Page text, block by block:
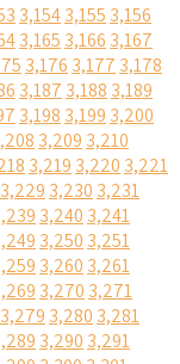
3,1543,155 3,156
3,165 3,166 3,167
3,176 3,177 3,178
3,187 3,188 3,189
3,198 3,199 3,200
3,209 3,210
3,219 3,220 3,221
3,229 3,230 3,231
3,240 3,241
3,250 3,251
3,260 3,261
3,270 3,271
3,279 3,280 3,281
3,290 3,291